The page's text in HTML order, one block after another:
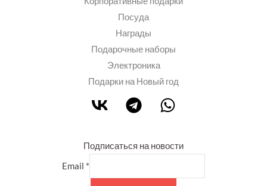
Посуда
Награды
Подарочные наборы
Электроника
Подарки на Новый год
Подписаться на новости
Email *